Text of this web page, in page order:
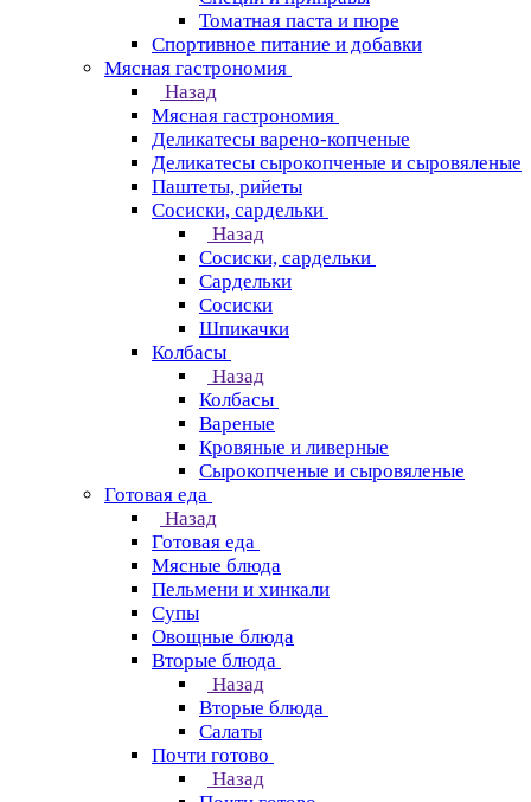
Томатная паста и пюре
Спортивное питание и добавки
Мясная гастрономия
Назад
Мясная гастрономия
Деликатесы варено-копченые
Деликатесы сырокопченые и сыровяленые
Паштеты, рийеты
Сосиски, сардельки
Назад
Сосиски, сардельки
Сардельки
Сосиски
Шпикачки
Колбасы
Назад
Колбасы
Вареные
Кровяные и ливерные
Сырокопченые и сыровяленые
Готовая еда
Назад
Готовая еда
Мясные блюда
Пельмени и хинкали
Супы
Овощные блюда
Вторые блюда
Назад
Вторые блюда
Салаты
Почти готово
Назад